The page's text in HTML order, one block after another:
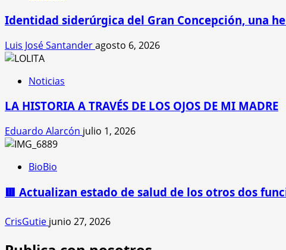
Identidad siderúrgica del Gran Concepción, una
Luis José Santanderagosto 6, 2026
Noticias
LA HISTORIA A TRAVÉS DE LOS OJOS DE MI MADRE
Eduardo Alarcón julio 1, 2026
BioBio
🟥 Actualizan estado de salud de los otros dos
CrisGutie junio 27, 2026